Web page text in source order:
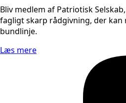
Bliv medlem af Patriotisk
fagligt skarp rådgivning, der
bundlinje.
Læs mere